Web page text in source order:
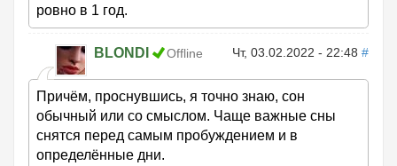
ровно в 1 год.
BLONDI Offline Чт, 03.02.2022 - 22:48 #
Причём, проснувшись, я точно знаю, сон
обычный или со смыслом. Чаще важные сны
снятся перед самым пробуждением и в
определённые дни.